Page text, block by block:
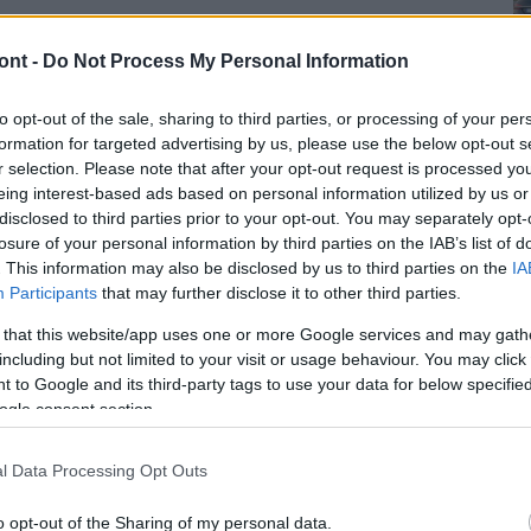
- Do Not Process My Personal Information
opt-out of the sale, sharing to third parties, or processing of your
for targeted advertising by us, please use the below opt-out
selection. Please note that after your opt-out request is processed
interest-based ads based on personal information utilized by us
to third parties prior to your opt-out. You may separately
of your personal information by third parties on the IAB’s list of
This information may also be disclosed by us to third parties on the
Participants that may further disclose it to other third parties.
that this website/app uses one or more Google services and may
but not limited to your visit or usage behaviour. You may
to Google and its third-party tags to use your data for below
consent section.
Data Processing Opt Outs
opt-out of the Sharing of my personal data.
megyei fotója elismerést.
Nógrádmegyerben, a Petőfi út közelében. A
tűzoltói vonultak, akik puttonyfecskendőkkel és